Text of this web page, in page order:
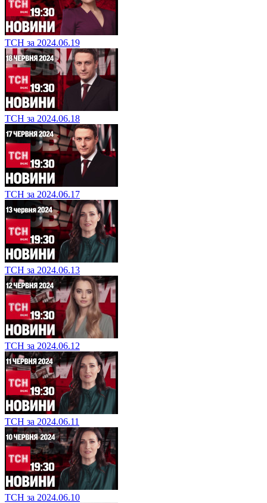
ТСН за 2024.06.19
ТСН за 2024.06.18
ТСН за 2024.06.17
ТСН за 2024.06.13
ТСН за 2024.06.12
ТСН за 2024.06.11
ТСН за 2024.06.10